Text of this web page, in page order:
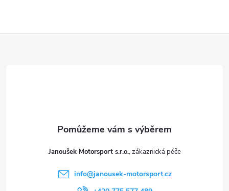
Janoušek Motorsport s.r.o.
info@janousek-motorsport.cz